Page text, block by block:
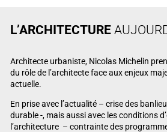
L’ARCHITECTURE
Architecte urbaniste, Nicolas Michelin
du rôle de l’architecte face aux enjeux
actuelle.
En prise avec l’actualité – crise des
durable -, mais aussi avec les conditions
l’architecture – contrainte des